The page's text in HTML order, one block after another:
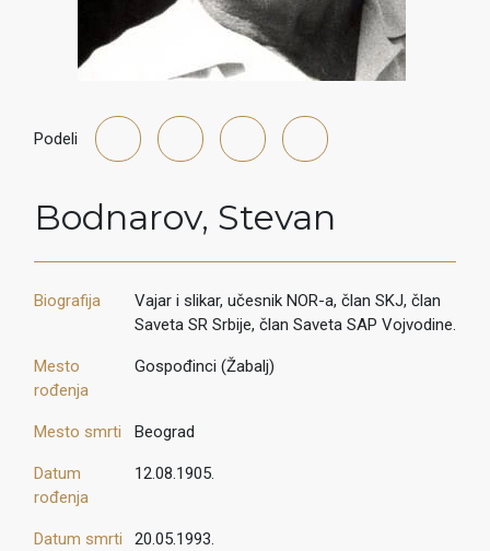
Podeli
Bodnarov, Stevan
Biografija
Vajar i slikar, učesnik NOR-a, član SKJ, član
Saveta SR Srbije, član Saveta SAP Vojvodine.
Mesto
rođenja
Gospođinci (Žabalj)
Mesto smrti Beograd
Datum
rođenja
12.08.1905.
Datum smrti 20.05.1993.